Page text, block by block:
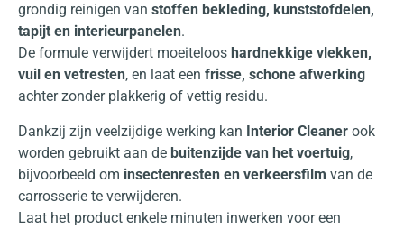
grondig reinigen van stoffen bekleding, kunststofdelen,
tapijt en interieurpanelen.
De formule verwijdert moeiteloos hardnekkige vlekken,
vuil en vetresten, en laat een frisse, schone afwerking
achter zonder plakkerig of vettig residu.
Dankzij zijn veelzijdige werking kan Interior Cleaner ook
worden gebruikt aan de buitenzijde van het voertuig,
bijvoorbeeld om insectenresten en verkeersfilm van de
carrosserie te verwijderen.
Laat het product enkele minuten inwerken voor een